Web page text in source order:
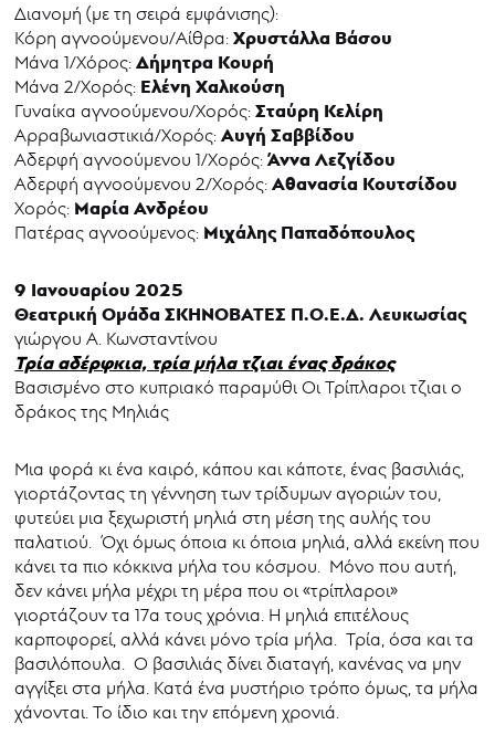
Διανομή (με τη σειρά εμφάνισης):
Κόρη αγνοούμενου/Αίθρα:Χρυστάλλα Βάσου
Μάνα 1/Χόρος:Δήμητρα Κουρή
Μάνα 2/Χορός: Ελένη Χαλκούση
Γυναίκα αγνοούμενου/Χορός:Σταύρη Κελίρη
Αρραβωνιαστικιά/Χορός:Αυγή Σαββίδου
Αδερφή αγνοούμενου 1/Χορός: Άννα Λεζγίδου
Αδερφή αγνοούμενου 2/Χορός:Αθανασία Κουτσίδου
Χορός: Μαρία Ανδρέου
Πατέρας αγνοούμενος: Μιχάλης Παπαδόπουλος
9 Ιανουαρίου 2025
Θεατρική Ομάδα ΣΚΗΝΟΒΑΤΕΣ Π.Ο.Ε.Δ. Λευκωσίας
γιώργου Α. Κωνσταντίνου
Τρία αδέρφκια, τρία μήλα τζιαι ένας δράκος
Βασισμένο στο κυπριακό παραμύθι Οι Τρίπλαροι τζιαι ο
δράκος της Μηλιάς
Μια φορά κι ένα καιρό, κάπου και κάποτε, ένας βασιλιάς,
γιορτάζοντας τη γέννηση των τρίδυμων αγοριών του,
φυτεύει μια ξεχωριστή μηλιά στη μέση της αυλής του
παλατιού. Όχι όμως όποια κι όποια μηλιά, αλλά εκείνη που
κάνει τα πιο κόκκινα μήλα του κόσμου. Μόνο που αυτή,
δεν κάνει μήλα μέχρι τη μέρα που οι «τρίπλαροι»
γιορτάζουν τα 17α τους χρόνια. Η μηλιά επιτέλους
καρποφορεί, αλλά κάνει μόνο τρία μήλα. Τρία, όσα και τα
βασιλόπουλα. Ο βασιλιάς δίνει διαταγή, κανένας να μην
αγγίξει στα μήλα. Κατά ένα μυστήριο τρόπο όμως, τα μήλα
χάνονται. Το ίδιο και την επόμενη χρονιά.